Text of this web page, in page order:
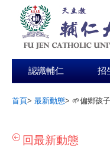
認識輔仁 招
首頁> 最新動態> 🌱偏鄉孩
回最新動態